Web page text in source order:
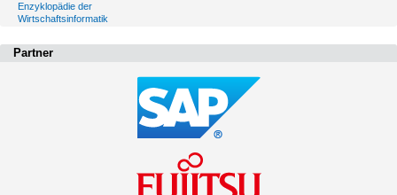
Enzyklopädie der
Wirtschaftsinformatik
Partner